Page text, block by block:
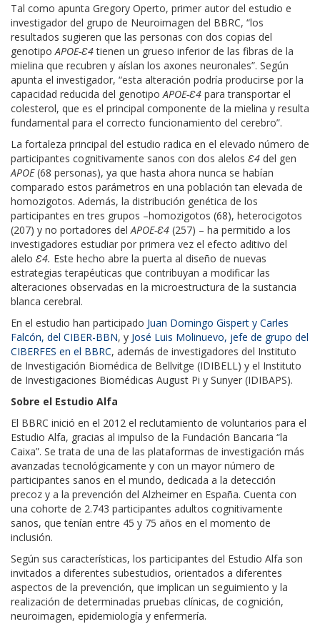
Tal como apunta Gregory Operto, primer autor del estudio e
investigador del grupo de Neuroimagen del BBRC, “los
resultados sugieren que las personas con dos copias del
genotipoAPOE-Ɛ4tienen un grueso inferior de las fibras de la
mielina que recubren y aíslan los axones neuronales”. Según
apunta el investigador, “esta alteración podría producirse por la
capacidad reducida del genotipoAPOE-Ɛ4 para transportar el
colesterol, que es el principal componente de la mielina y resulta
fundamental para el correcto funcionamiento del cerebro”.
La fortaleza principal del estudio radica en el elevado número de
participantes cognitivamente sanos con dos alelos Ɛ4 del gen
APOE(68 personas), ya que hasta ahora nunca se habían
comparado estos parámetros en una población tan elevada de
homozigotos. Además, la distribución genética de los
participantes en tres grupos –homozigotos (68), heterocigotos
(207) y no portadores delAPOE-Ɛ4 (257) – ha permitido a los
investigadores estudiar por primera vez el efecto aditivo del
alelo Ɛ4. Este hecho abre la puerta al diseño de nuevas
estrategias terapéuticas que contribuyan a modificar las
alteraciones observadas en la microestructura de la sustancia
blanca cerebral.
En el estudio han participado Juan Domingo Gispert y Carles
Falcón, del CIBER-BBN, y José Luis Molinuevo, jefe de grupo del
CIBERFES en el BBRC, además de investigadores del Instituto
de Investigación Biomédica de Bellvitge (IDIBELL) y el Instituto
de Investigaciones Biomédicas August Pi y Sunyer (IDIBAPS).
Sobre el Estudio Alfa
El BBRC inició en el 2012 el reclutamiento de voluntarios para el
Estudio Alfa, gracias al impulso de la Fundación Bancaria “la
Caixa”. Se trata de una de las plataformas de investigación más
avanzadas tecnológicamente y con un mayor número de
participantes sanos en el mundo, dedicada a la detección
precoz y a la prevención del Alzheimer en España. Cuenta con
una cohorte de 2.743 participantes adultos cognitivamente
sanos, que tenían entre 45 y 75 años en el momento de
inclusión.
Según sus características, los participantes del Estudio Alfa son
invitados a diferentes subestudios, orientados a diferentes
aspectos de la prevención, que implican un seguimiento y la
realización de determinadas pruebas clínicas, de cognición,
neuroimagen, epidemiología y enfermería.